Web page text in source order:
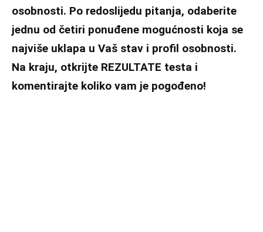
osobnosti. Po redoslijedu pitanja, odaberite
jednu od četiri ponuđene mogućnosti koja se
najviše uklapa u Vaš stav i profil osobnosti.
Na kraju, otkrijte REZULTATE testa i
komentirajte koliko vam je pogođeno!